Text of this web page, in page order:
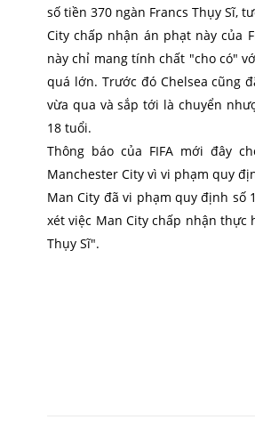
số tiền 370 ngàn Francs Thụy Sĩ,
City chấp nhận án phạt này của
này chỉ mang tính chất "cho có"
quá lớn. Trước đó Chelsea cũng
vừa qua và sắp tới là chuyển
18 tuổi.
Thông báo của FIFA mới đây
Manchester City vì vi phạm quy
Man City đã vi phạm quy định số
xét việc Man City chấp nhận
Thụy Sĩ".